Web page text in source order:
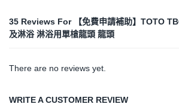
35 Reviews For
【免費申請補助】TOTO
及淋浴 淋浴用單槍龍頭 龍頭
There are no reviews yet.
WRITE A CUSTOMER REVIEW